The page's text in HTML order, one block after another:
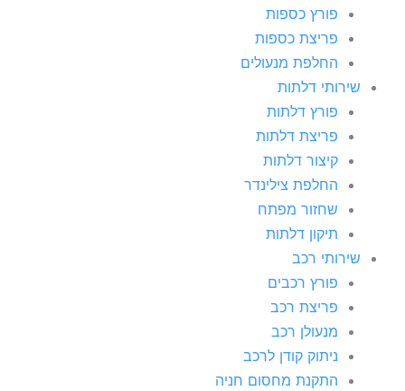
פורץ כספות
פריצת כספות
החלפת מנעולים
שירותי דלתות
פורץ דלתות
פריצת דלתות
קיצור דלתות
החלפת צילינדר
שחזור מפתח
תיקון דלתות
שירותי רכב
פורץ רכבים
פריצת רכב
מנעולן רכב
ניתוק קודן לרכב
התקנת מחסום חניה